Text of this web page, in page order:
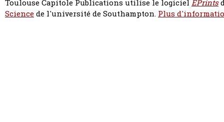
Toulouse Capitole Publications utilise le logiciel EPrints
Sciencede l'université de Southampton. Plus